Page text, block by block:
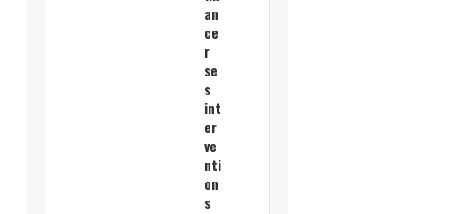
an
ce
r
se
s
int
er
ve
nti
on
s